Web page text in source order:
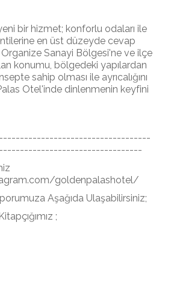
bir hizmet; konforlu odaları ile
en üst düzeyde cevap
Sanayi Bölgesi'ne ve ilçe
konumu, bölgedeki yapılardan
sahip olması ile ayrıcalığını
Otel'inde dinlenmenin keyfini
goldenpalashotel/
Aşağıda Ulaşabilirsiniz;
;